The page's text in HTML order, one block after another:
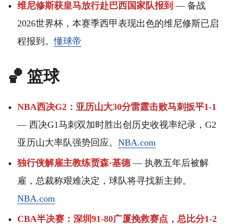
维尼修斯获皇马放行赴巴西国家队报到 — 备战
2026世界杯，本赛季西甲表现出色的维尼修斯已启
程报到。懂球帝
🏀 篮球
NBA西决G2：亚历山大30分雷霆击败马刺扳平1-1
— 西决G1马刺双加时胜出创历史收视率纪录，G2
亚历山大率队强势回应。 NBA.com
独行侠解雇主教练贾森·基德— 执教五年后被解
雇，总裁称艰难决定，球队将寻找新主帅。
NBA.com
CBA半决赛：深圳91-80广厦挽救赛点，总比分1-2